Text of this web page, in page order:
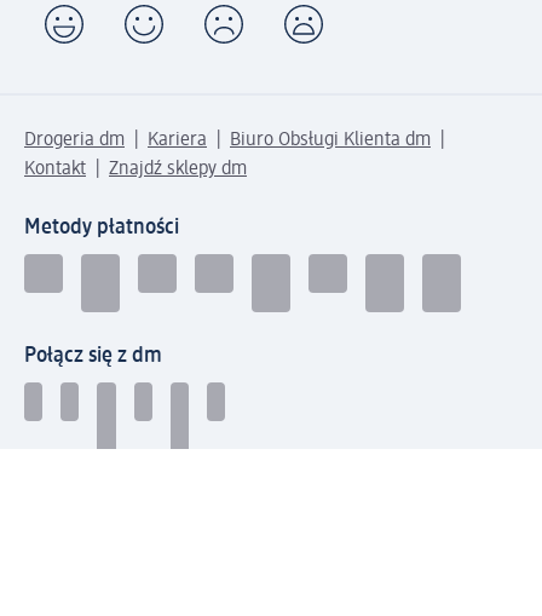
Drogeria dm Kariera
Biuro Obsługi Klienta dm
Kontakt
Znajdź sklepy dm
Metody płatności
Połącz się z dm